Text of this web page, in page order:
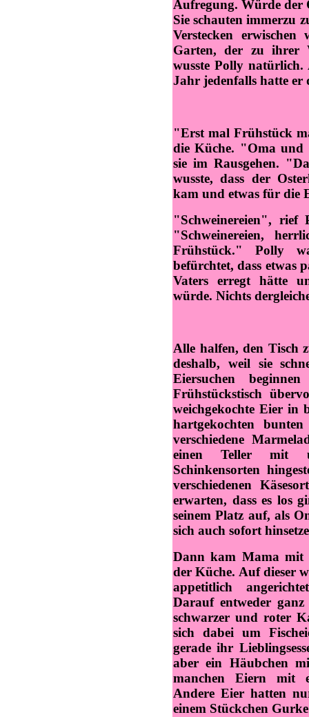
Aufregung. Würde der
Sie schauten immerzu
Verstecken
Garten, der zu ihrer
wusste Polly natürlich.
Jahr jedenfalls hatte er
"Erst mal Frühstück
die Küche. "Oma und
sie im Rausgehen.
wusste, dass der
kam und etwas für die
"Schweinereien", rief
"Schweinereien,
Frühstück." Polly
befürchtet, dass etwas
Vaters erregt hätte
würde. Nichts
Alle halfen, den Tisch
deshalb, weil sie
Eiersuchen
Frühstückstisch
weichgekochte Eier in
hartgekochten
verschiedene
einen Teller mit
Schinkensorten
verschiedenen
erwarten, dass es los
seinem Platz auf, als
sich auch sofort
Dann kam Mama mit
der Küche. Auf dieser
appetitlich
Darauf entweder ganz
schwarzer und roter
sich dabei um
gerade ihr
aber ein Häubchen
manchen Eiern mit
Andere Eier hatten
einem Stückchen